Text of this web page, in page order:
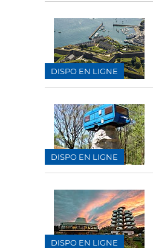
DISPO EN LIGNE
DISPO EN LIGNE
DISPO EN LIGNE